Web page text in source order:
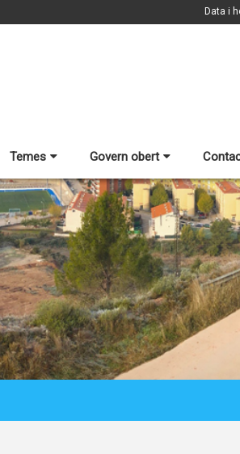
Data i
Temes Govern obert